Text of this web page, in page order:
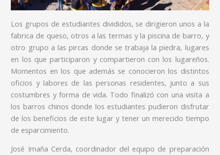
Los grupos de estudiantes divididos, se dirigieron unos a la
fabrica de queso, otros a las termas y la piscina de barro, y
otro grupo a las pircas donde se trabaja la piedra, lugares
en los que participaron y compartieron con los lugareños.
Momentos en los que además se conocieron los distintos
oficios y labores de las personas residentes, junto a sus
costumbres y forma de vida. Todo finalizó con una visita a
los barros chinos donde los estudiantes pudieron disfrutar
de los beneficios de este lugar y tener un merecido tiempo
de esparcimiento.
José Imaña Cerda, coordinador del equipo de preparación